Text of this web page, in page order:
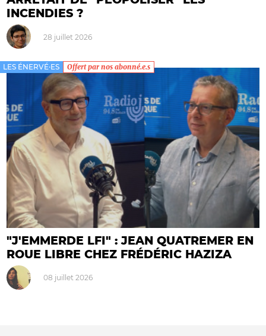
INCENDIES ?
28 juillet 2026
LES ÉNERVÉ·ES Offert par nos abonné.e.s
"J'EMMERDE LFI" : JEAN QUATREMER EN
ROUE LIBRE CHEZ FRÉDÉRIC HAZIZA
08 juillet 2026